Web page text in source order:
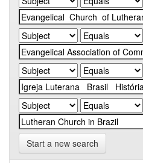
Start a new search